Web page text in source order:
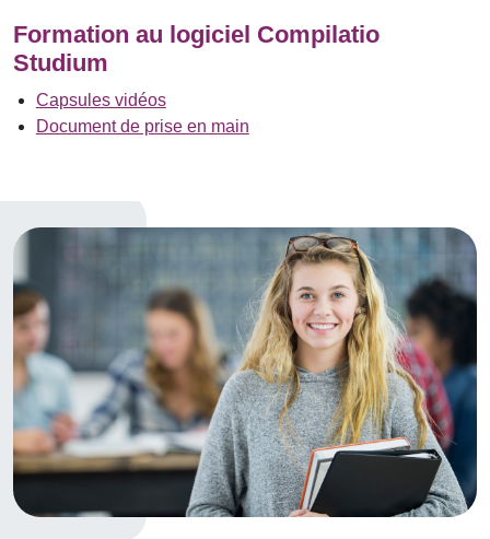
Formation au logiciel Compilatio
Studium
Capsules vidéos
Document de prise en main